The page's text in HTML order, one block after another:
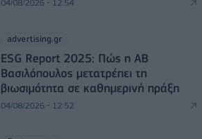
04/08/2026 - 12:54
advertising.gr
ESG Report 2025: Πώς η ΑΒ
Βασιλόπουλος μετατρέπει τη
βιωσιμότητα σε καθημερινή πράξη
04/08/2026 - 12:52